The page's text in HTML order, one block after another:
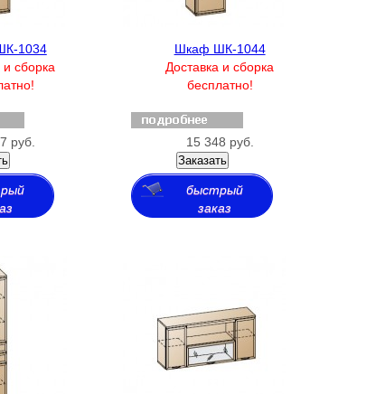
1034
и сборка
руб.
Шкаф ШК-1044
Доставка и сборка
бесплатно!
15 348 руб.
Заказать
быстрый
заказ